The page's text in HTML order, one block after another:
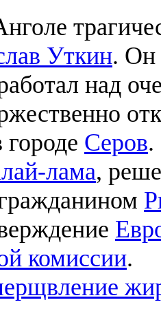
Уткин. Он
над
городе Серов.
лама,
комиссии.